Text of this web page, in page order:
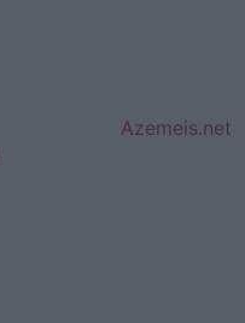
Azemeis.net